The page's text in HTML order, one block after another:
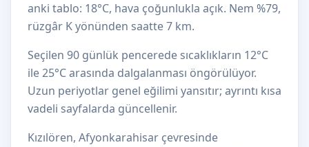
anki tablo: 18°C, hava çoğunlukla açık. Nem %79,
rüzgâr K yönünden saatte 7 km.
Seçilen 90 günlük pencerede sıcaklıkların 12°C
ile 25°C arasında dalgalanması öngörülüyor.
Uzun periyotlar genel eğilimi yansıtır; ayrıntı kısa
vadeli sayfalarda güncellenir.
Kızılören, Afyonkarahisar çevresinde